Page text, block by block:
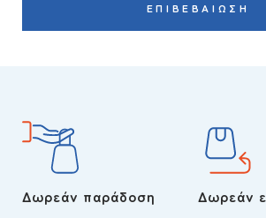
ΕΠΙΒΕΒΑΊΩΣΗ
Δωρεάν παράδοση Δωρεάν